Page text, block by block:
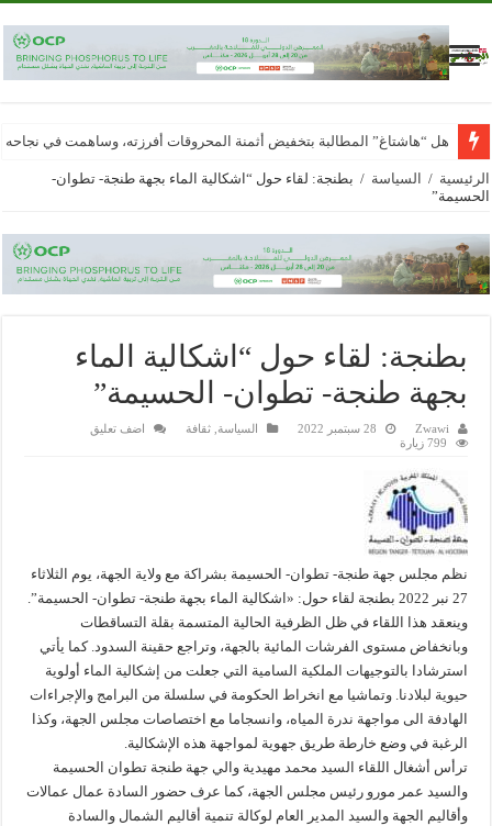
هل “هاشتاغ” المطالبة بتخفيض أثمنة المحروقات أفرزته، وساهمت في
الرئيسية / السياسة / بطنجة: لقاء حول “اشكالية الماء بجهة طنجة- تطوان-
الحسيمة”
بطنجة: لقاء حول “اشكالية الماء
بجهة طنجة- تطوان- الحسيمة”
Zwawi 28 سبتمبر 2022 السياسة ,ثقافة
اضف تعليق
799 زيارة
نظم مجلس جهة طنجة- تطوان- الحسيمة بشراكة مع ولاية الجهة، يوم الثلاثاء
27 نبر 2022 بطنجة لقاء حول: «اشكالية الماء بجهة طنجة- تطوان- الحسيمة”.
وينعقد هذا اللقاء في ظل الظرفية الحالية المتسمة بقلة التساقطات
وبانخفاض مستوى الفرشات المائية بالجهة، وتراجع حقينة السدود. كما يأتي
استرشادا بالتوجيهات الملكية السامية التي جعلت من إشكالية الماء أولوية
حيوية لبلادنا. وتماشيا مع انخراط الحكومة في سلسلة من البرامج والإجراءات
الهادفة الى مواجهة ندرة المياه، وانسجاما مع اختصاصات مجلس الجهة، وكذا
الرغبة في وضع خارطة طريق جهوية لمواجهة هذه الإشكالية.
ترأس أشغال اللقاء السيد محمد مهيدية والي جهة طنجة تطوان الحسيمة
والسيد عمر مورو رئيس مجلس الجهة، كما عرف حضور السادة عمال عمالات
وأقاليم الجهة والسيد المدير العام لوكالة تنمية أقاليم الشمال والسادة